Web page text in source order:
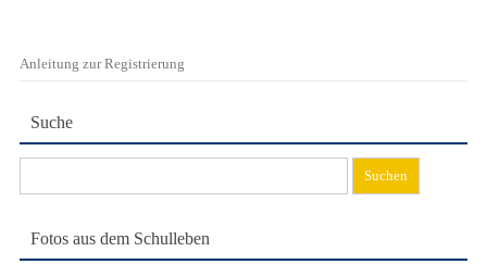
Anleitung zur Registrierung
Suche
nach:
Fotos aus dem Schulleben